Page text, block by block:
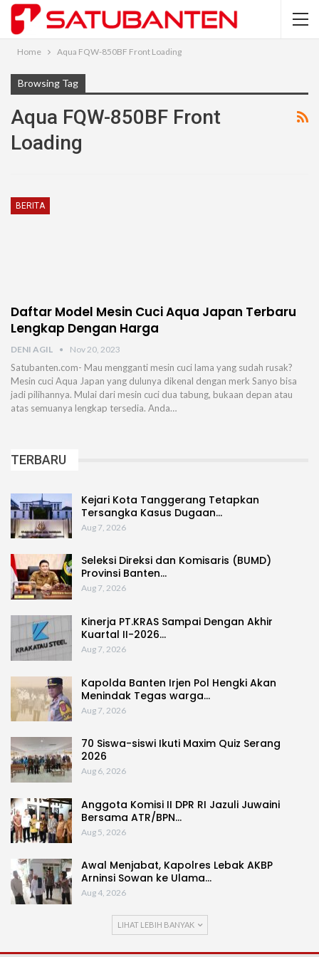
Home Aqua FQW-850BF Front Loading
Browsing Tag
Aqua FQW-850BF Front
Loading
BERITA
Daftar Model Mesin Cuci Aqua Japan Terbaru
Lengkap Dengan Harga
DENI AGIL Nov 20, 2023
Satubanten.com- Mau mengganti mesin cuci lama yang sudah rusak?
Mesin cuci Aqua Japan yang dulunya dikenal dengan merk Sanyo bisa
jadi pilihannya. Mulai dari mesin cuci dua tabung, bukaan depan atau
atas semuanya lengkap tersedia. Anda…
TERBARU
Kejari Kota Tanggerang Tetapkan
Tersangka Kasus Dugaan…
Aug 7, 2026
Seleksi Direksi dan Komisaris (BUMD)
Provinsi Banten…
Aug 7, 2026
Kinerja PT.KRAS Sampai Dengan Akhir
Kuartal II-2026…
Aug 7, 2026
Kapolda Banten Irjen Pol Hengki Akan
Menindak Tegas warga…
Aug 7, 2026
70 Siswa-siswi Ikuti Maxim Quiz Serang
2026
Aug 6, 2026
Anggota Komisi II DPR RI Jazuli Juwaini
Bersama ATR/BPN…
Aug 5, 2026
Awal Menjabat, Kapolres Lebak AKBP
Arninsi Sowan ke Ulama…
Aug 4, 2026
LIHAT LEBIH BANYAK